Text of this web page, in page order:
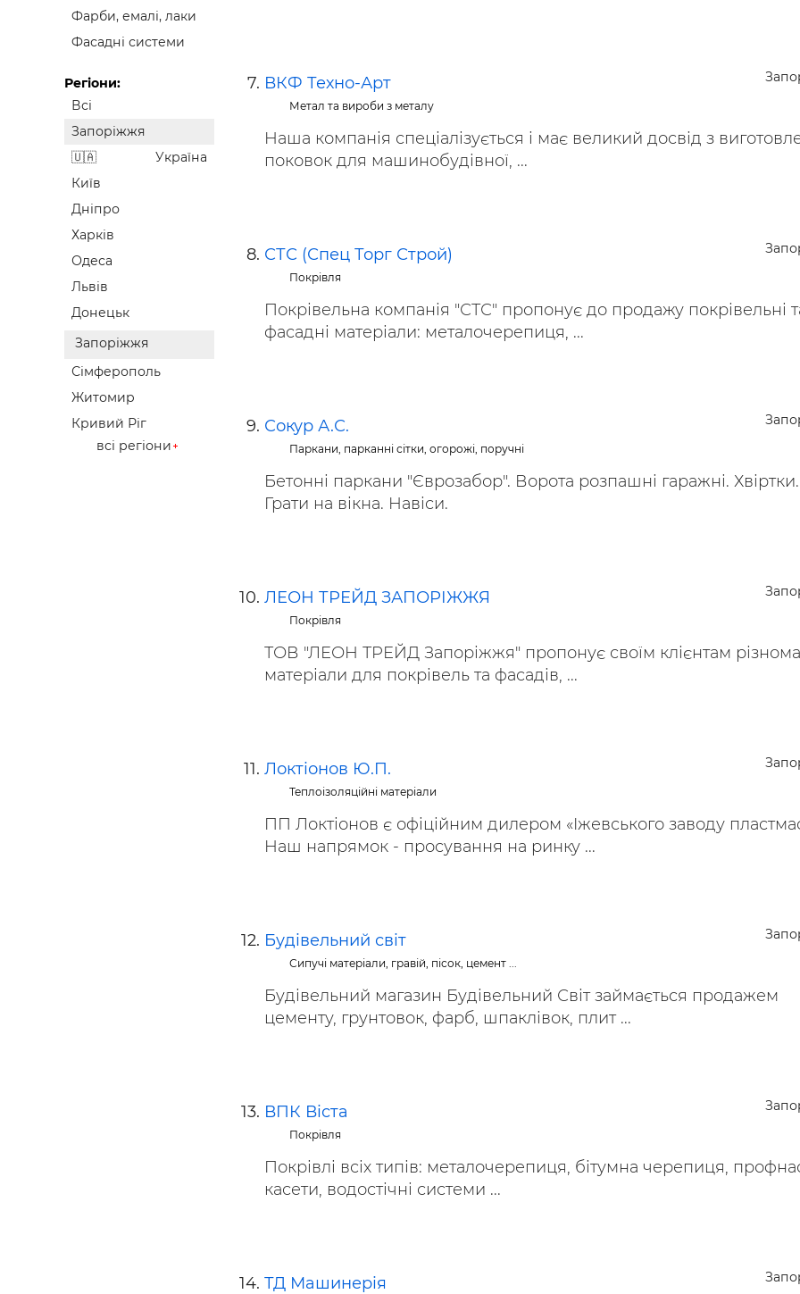
Фарби, емалі, лаки
Фасадні системи
Регіони:
Всі
Запоріжжя
Україна
Київ
Дніпро
Харків
Одеса
Львів
Донецьк
Запоріжжя
Сімферополь
Житомир
Кривий Ріг
всі регіони
ВКФ Техно-Арт
Метал та вироби з металу
Наша компанія спеціалізується і має великий досвід з
поковок для машинобудівної, ...
СТС (Спец Торг Строй)
Покрівля
Покрівельна компанія "СТС" пропонує до продажу покрівельні
фасадні матеріали: металочерепиця, ...
Сокур А.С.
Паркани, парканні сітки, огорожі, поручні
Бетонні паркани "Єврозабор". Ворота розпашні гаражні. Хвіртки.
Грати на вікна. Навіси.
ЛЕОН ТРЕЙД ЗАПОРІЖЖЯ
Покрівля
ТОВ "ЛЕОН ТРЕЙД Запоріжжя" пропонує своїм клієнтам
матеріали для покрівель та фасадів, ...
Локтіонов Ю.П.
Теплоізоляційні матеріали
ПП Локтіонов є офіційним дилером «Іжевського заводу
Наш напрямок - просування на ринку ...
Будівельний світ
Сипучі матеріали, гравій, пісок, цемент ...
Будівельний магазин Будівельний Світ займається продажем
цементу, грунтовок, фарб, шпаклівок, плит ...
ВПК Віста
Покрівля
Покрівлі всіх типів: металочерепиця, бітумна черепиця,
касети, водостічні системи ...
ТД Машинерія